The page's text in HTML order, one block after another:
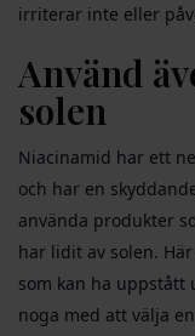
irriterar inte eller
Använd
solen
Niacinamid har ett
och har en
använda produkter
har lidit av solen.
som kan ha uppstått
noga med att välja